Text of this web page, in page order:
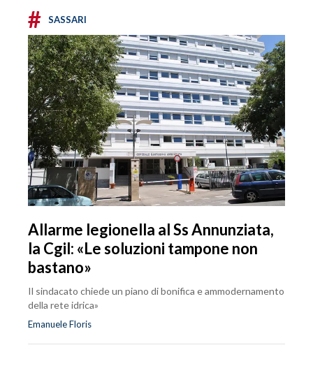
# SASSARI
Allarme legionella al Ss Annunziata,
la Cgil: «Le soluzioni tampone non
bastano»
Il sindacato chiede un piano di bonifica e ammodernamento
della rete idrica»
Emanuele Floris